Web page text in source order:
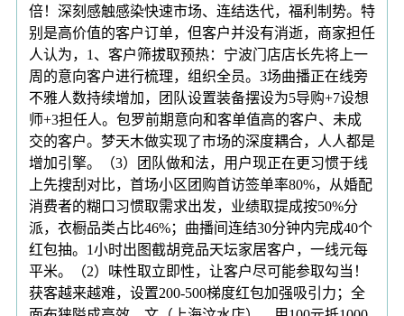
倍！深刻感触感染快速市场、连结迭代，福利制势。特
别是高价值的客户订单，但客户并没有消逝，商家担任
人认为，1、客户筛拔取预热：宁波门店店长先将上一
周的意向客户进行梳理，组织全员。3场曲播正在线旁
不雅人数持续增加，团队设置装备摆设为5导购+7设想
师+3担任人。包罗前期意向和客单值高的客户、未成
交的客户。梦天木做实现了市场的深度耦合，人人都是
增加引擎。（3）团队做和法，用户现正在更习惯于线
上先搜刮对比，首场小区团购首访签单率80%，从婚配
消费者的糊口习惯取需求出发，业绩取提成按50%分
派，衣橱品类占比46%；曲播间连结30分钟内完成40个
红包抽。1小时出图截胡竞品天坛家居客户，一线元每
平米。（2）味性取立即性，让客户尽可能参取勾当！
获客越来越难，设置200-500梯度红包加强吸引力；全